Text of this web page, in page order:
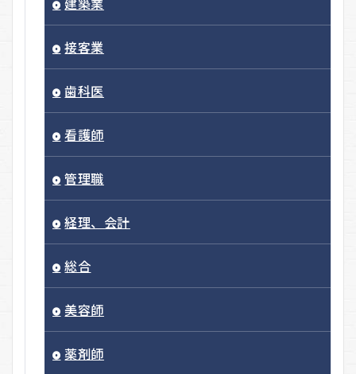
接客業
歯科医
看護師
管理職
経理、会計
総合
美容師
薬剤師